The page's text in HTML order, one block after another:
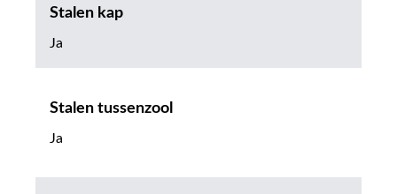
Stalen kap
Ja
Stalen tussenzool
Ja